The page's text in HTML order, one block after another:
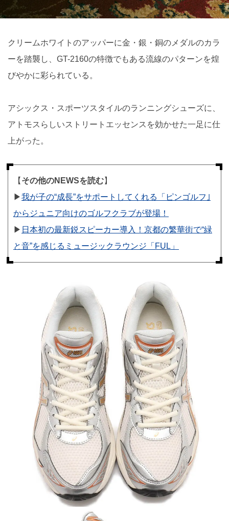
クリームホワイトのアッパーに金・銀・銅のメダルのカラ
ーを踏襲し、GT-2160の特徴でもある流線のパターンを煌
びやかに彩られている。
アシックス・スポーツスタイルのランニングシューズに、
アトモスらしいストリートエッセンスを効かせた一足に仕
上がった。
【 その他のNEWSを読む】
▶︎我が子の“成長”をサポートしてくれる「ピンゴルフ｣
からジュニア向けのゴルフクラブが登場！
▶︎ 日本初の最新鋭スピーカー導入！京都の繁華街で“緑
と音”を感じるミュージックラウンジ「FUL」